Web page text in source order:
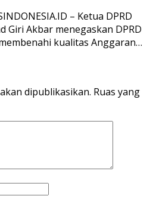
– Ketua DPRD
Giri Akbar menegaskan DPRD
kualitas Anggaran…
dipublikasikan. Ruas yang